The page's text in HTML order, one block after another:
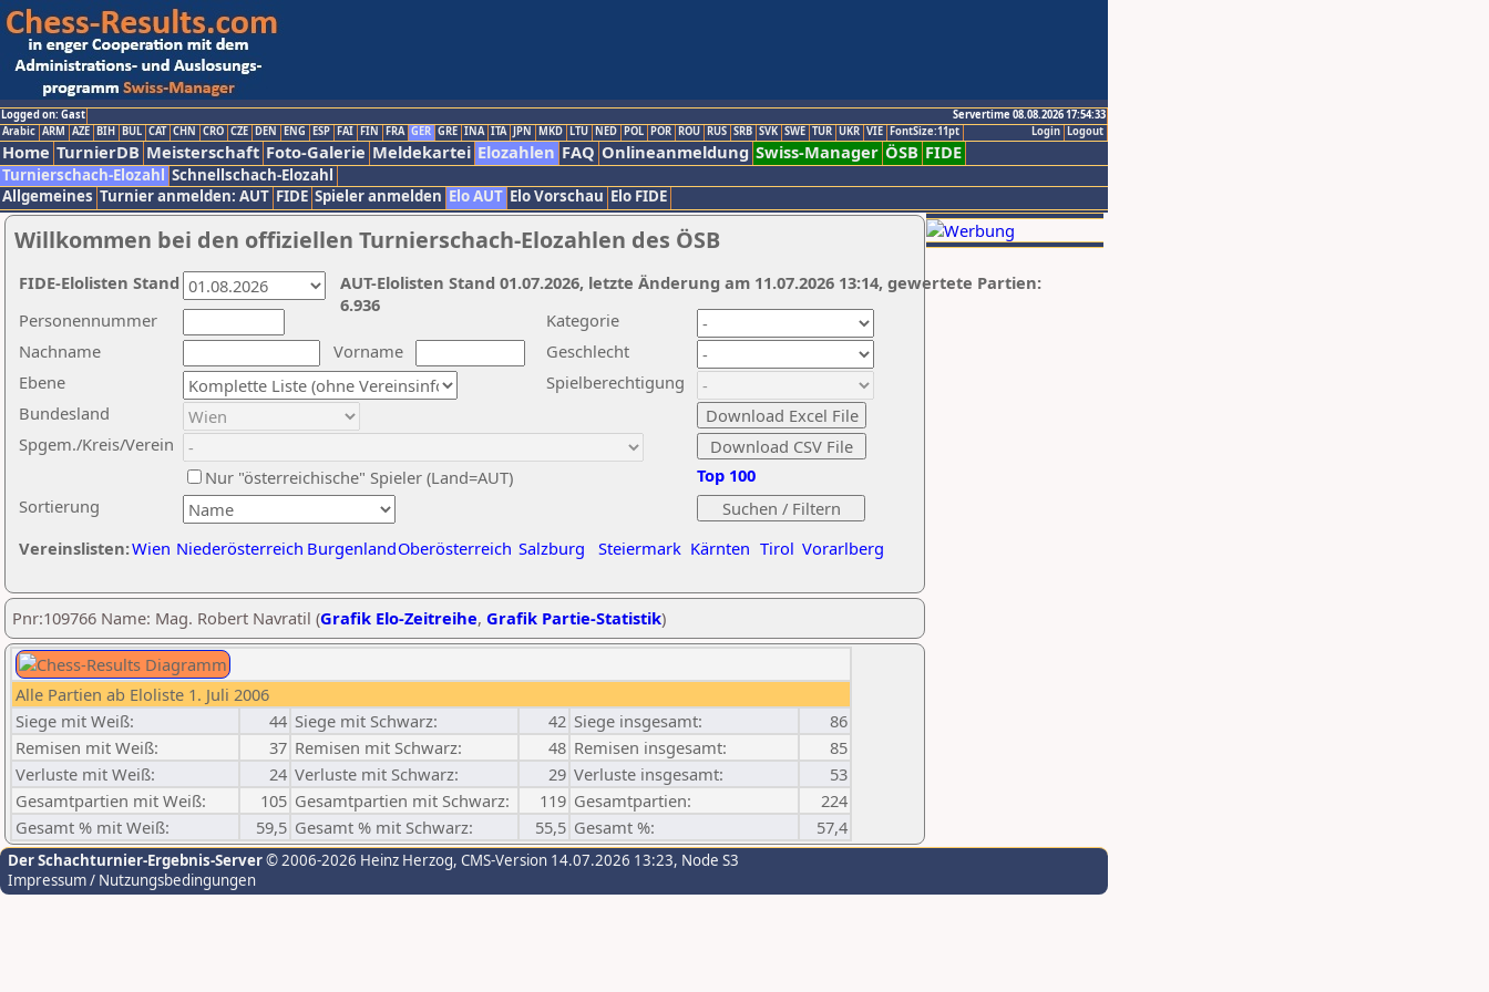
Logged on: Gast
Servertime 08.08.2026 17:54:33
Logout
Login
Arabic ARM AZE BIH BUL CAT CHN CRO CZE DEN ENG ESP FAI FIN FRA GER GRE INA ITA JPN MKD LTU NED POL POR ROU RUS SRB SVK SWE TUR UKR VIE FontSize:11pt
Home TurnierDB Meisterschaft Foto-Galerie Meldekartei Elozahlen FAQ Onlineanmeldung Swiss-Manager ÖSB FIDE
Turnierschach-Elozahl Schnellschach-Elozahl
Allgemeines Turnier anmelden: AUT FIDE Spieler anmelden Elo AUT Elo Vorschau Elo FIDE
Willkommen bei den offiziellen Turnierschach-Elozahlen des ÖSB
Nachname
Vorname
Ebene
Kategorie
Sortierung
Personennummer
Bundesland
Spgem./Kreis/Verein
Geschlecht
Nur "österreichische" Spieler (Land=AUT)
Spielberechtigung
Vereinslisten:Wien Niederösterreich BurgenlandOberösterreich Salzburg Steiermark Kärnten Tirol Vorarlberg
Top 100
AUT-Elolisten Stand 01.07.2026, letzte Änderung am 11.07.2026 13:14, gewertete Partien:
6.936
FIDE-Elolisten Stand
Pnr:109766 Name: Mag. Robert Navratil (Grafik Elo-Zeitreihe, Grafik Partie-Statistik)
Alle Partien ab Eloliste 1. Juli 2006
Siege mit Weiß:
44 Siege mit Schwarz: 42 Siege insgesamt:
86
Remisen mit Weiß:
37 Remisen mit Schwarz: 48 Remisen insgesamt:
85
Verluste mit Weiß:
24 Verluste mit Schwarz: 29 Verluste insgesamt:
53
Gesamtpartien mit Weiß:
105 Gesamtpartien mit Schwarz: 119 Gesamtpartien:
224
Gesamt % mit Weiß:
59,5 Gesamt % mit Schwarz: 55,5 Gesamt %: 57,4
Der Schachturnier-Ergebnis-Server© 2006-2026 Heinz Herzog, CMS-Version 14.07.2026 13:23, Node S3
Impressum / Nutzungsbedingungen